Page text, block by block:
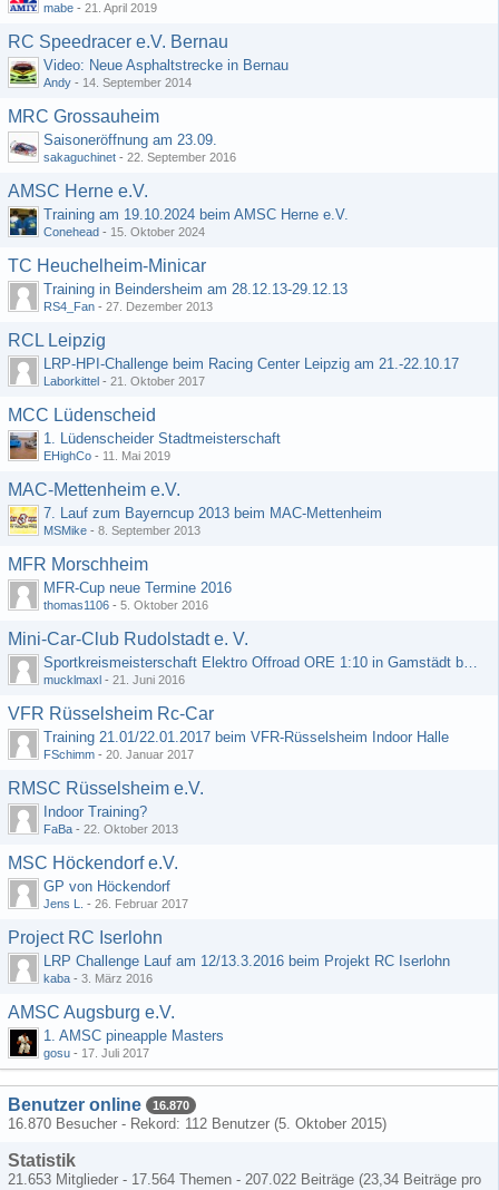
mabe - 21. April 2019
RC Speedracer e.V. Bernau
Video: Neue Asphaltstrecke in Bernau
Andy - 14. September 2014
MRC Grossauheim
Saisoneröffnung am 23.09.
sakaguchinet - 22. September 2016
AMSC Herne e.V.
Training am 19.10.2024 beim AMSC Herne e.V.
Conehead - 15. Oktober 2024
TC Heuchelheim-Minicar
Training in Beindersheim am 28.12.13-29.12.13
RS4_Fan - 27. Dezember 2013
RCL Leipzig
LRP-HPI-Challenge beim Racing Center Leipzig am 21.-22.10.17
Laborkittel - 21. Oktober 2017
MCC Lüdenscheid
1. Lüdenscheider Stadtmeisterschaft
EHighCo - 11. Mai 2019
MAC-Mettenheim e.V.
7. Lauf zum Bayerncup 2013 beim MAC-Mettenheim
MSMike - 8. September 2013
MFR Morschheim
MFR-Cup neue Termine 2016
thomas1106 - 5. Oktober 2016
Mini-Car-Club Rudolstadt e. V.
Sportkreismeisterschaft Elektro Offroad ORE 1:10 in Gamstädt bei Erfurt, Outdoor mit Indoor Ausweichmöglichkeit!!!
mucklmaxl - 21. Juni 2016
VFR Rüsselsheim Rc-Car
Training 21.01/22.01.2017 beim VFR-Rüsselsheim Indoor Halle
FSchimm - 20. Januar 2017
RMSC Rüsselsheim e.V.
Indoor Training?
FaBa - 22. Oktober 2013
MSC Höckendorf e.V.
GP von Höckendorf
Jens L. - 26. Februar 2017
Project RC Iserlohn
LRP Challenge Lauf am 12/13.3.2016 beim Projekt RC Iserlohn
kaba - 3. März 2016
AMSC Augsburg e.V.
1. AMSC pineapple Masters
gosu - 17. Juli 2017
Benutzer online 16.870
16.870 Besucher - Rekord: 112 Benutzer (5. Oktober 2015)
Statistik
21.653 Mitglieder - 17.564 Themen - 207.022 Beiträge (23,34 Beiträge pro